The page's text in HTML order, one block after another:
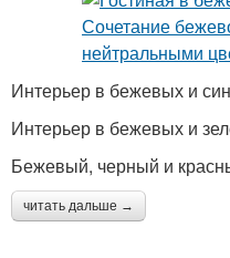
Интерьер в бежевых и
Интерьер в бежевых и
Бежевый, черный и
читать дальше →